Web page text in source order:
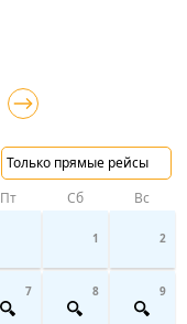
Только прямые рейсы
Пт Сб Вс
1 2
7 8 9